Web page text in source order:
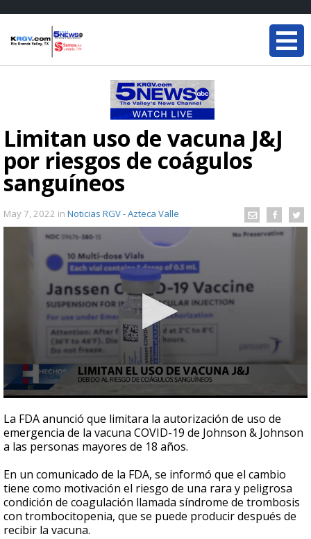
Limitan uso de vacuna J&J
por riesgos de coágulos
sanguíneos
May 7, 2022 in Noticias RGV - Azteca Valle
seconds
of
37
seconds
La FDA anunció que limitara la autorización de uso de
emergencia de la vacuna COVID-19 de Johnson & Johnson
a las personas mayores de 18 años.
En un comunicado de la FDA, se informó que el cambio
tiene como motivación el riesgo de una rara y peligrosa
condición de coagulación llamada síndrome de trombosis
con trombocitopenia, que se puede producir después de
recibir la vacuna.